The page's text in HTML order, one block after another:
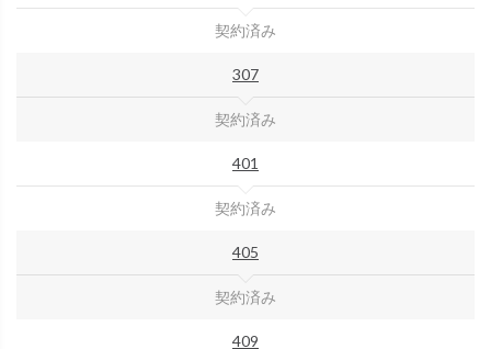
契約済み
307
契約済み
401
契約済み
405
契約済み
409